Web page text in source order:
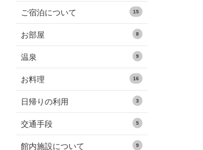
ご宿泊について 15
お部屋 8
温泉 9
お料理 16
日帰りの利用 3
交通手段 5
館内施設について 9